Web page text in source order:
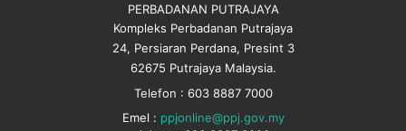
PERBADANAN PUTRAJAYA
Kompleks Perbadanan Putrajaya
24, Persiaran Perdana, Presint 3
62675 Putrajaya Malaysia.
Telefon : 603 8887 7000
Emel : ppjonline@ppj.gov.my